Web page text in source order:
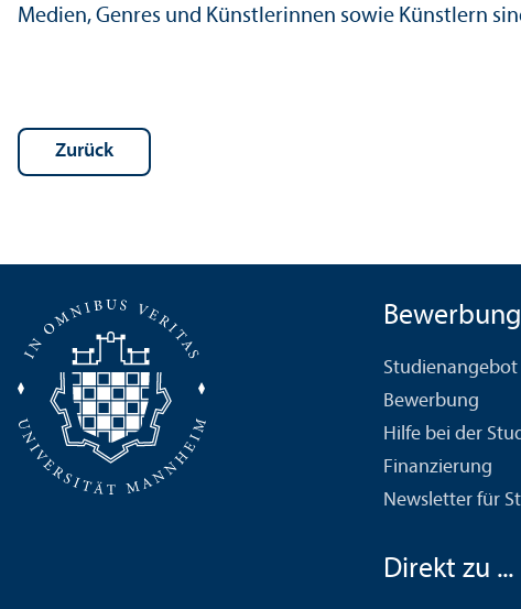
Medien, Genres und Künstlerinnen sowie Künstlern
Zurück
Bewerbung
Studien­angebot
Bewerbung
Hilfe bei der
Finanzierung
Newsletter für
Direkt zu ...